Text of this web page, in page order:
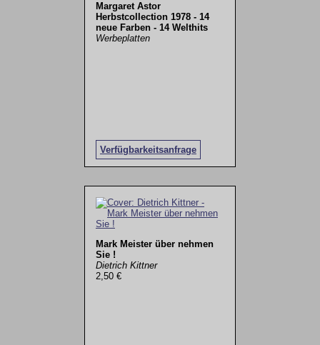
Margaret Astor
Herbstcollection 1978 - 14
neue Farben - 14 Welthits
Werbeplatten
Verfügbarkeitsanfrage
Mark Meister über nehmen
Sie !
Dietrich Kittner
2,50 €